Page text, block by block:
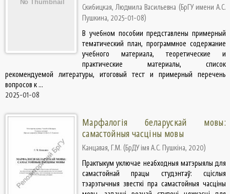
Скибицкая, Людмила Васильевна (БрГУ имени А.С.
Пушкина, 2025-01-08)
В учебном пособии представлены примерный
тематический план, программное содержание
учебного материала, теоретические и
практические материалы, список
рекомендуемой литературы, итоговый тест и примерный перечень
вопросов к ...
2025-01-08
Марфалогiя беларускай мовы:
самастойныя часцiны мовы
Канцавая, Г.М. (БрДУ iмя А.С. Пушкiна, 2020)
Практыкум уключае неабходныя матэрыялы для
самастойнай працы студэнтаў: сціслыя
тэарэтычныя звесткі пра самастойныя часціны